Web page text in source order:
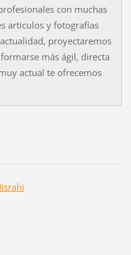
con muchas
artículos y fotografías
proyectaremos
más ágil, directa
actual te ofrecemos